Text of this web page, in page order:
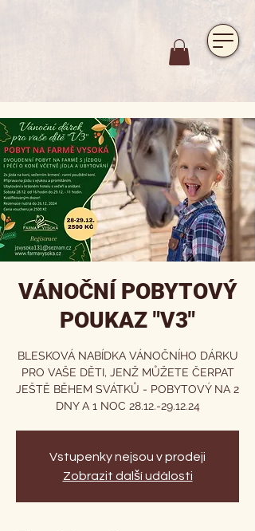
VÁNOČNÍ POBYTOVÝ
POUKAZ "V3"
BLESKOVÁ NABÍDKA VÁNOČNÍHO DÁRKU
PRO VAŠE DĚTI, JENŽ MŮŽETE ČERPAT
JEŠTĚ BĚHEM SVÁTKŮ - POBYTOVÝ NA 2
DNY A 1 NOC 28.12.-29.12.24
Vstupenky nejsou v prodeji
Zobrazit další události